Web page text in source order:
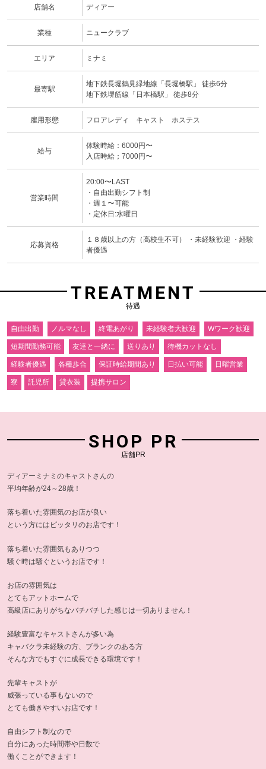
店舗名 ディアー
業種 ニュークラブ
エリア ミナミ
最寄駅
地下鉄長堀鶴見緑地線「長堀橋駅」 徒歩6分
地下鉄堺筋線「日本橋駅」 徒歩8分
雇用形態 フロアレディ キャスト ホステス
給与
体験時給：6000円〜
入店時給；7000円〜
営業時間
20:00〜LAST
・自由出勤シフト制
・週１〜可能
・定休日:水曜日
応募資格
１８歳以上の方（高校生不可） ・未経験歓迎 ・経験
者優遇
TREATMENT
待遇
自由出勤 ノルマなし 終電あがり 未経験者大歓迎 Wワーク歓迎
短期間勤務可能 友達と一緒に 送りあり 待機カットなし
経験者優遇 各種歩合 保証時給期間あり 日払い可能 日曜営業
寮 託児所 貸衣装 提携サロン
SHOP PR
店舗PR
ディアーミナミのキャストさんの
平均年齢が24～28歳！
落ち着いた雰囲気のお店が良い
という方にはピッタリのお店です！
落ち着いた雰囲気もありつつ
騒ぐ時は騒ぐというお店です！
お店の雰囲気は
とてもアットホームで
高級店にありがちなバチバチした感じは一切ありません！
経験豊富なキャストさんが多い為
キャバクラ未経験の方、ブランクのある方
そんな方でもすぐに成長できる環境です！
先輩キャストが
威張っている事もないので
とても働きやすいお店です！
自由シフト制なので
自分にあった時間帯や日数で
働くことができます！